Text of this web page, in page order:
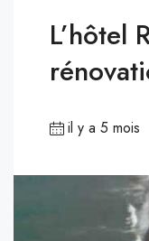
L’hôtel
il y a 5 mois